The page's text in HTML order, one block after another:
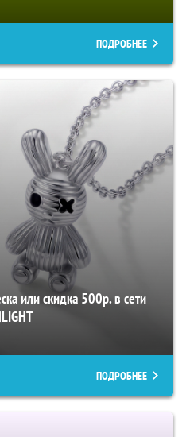
ПОДРОБНЕЕ
или скидка 500р. в сети
ПОДРОБНЕЕ